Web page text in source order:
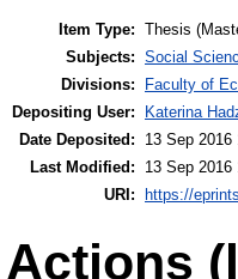
Item Type: Thesis
Subjects: Social
Divisions:
Faculty of
Depositing User:
Katerina
Date Deposited:
13 Sep 2016
Last Modified:
13 Sep 2016
URI:
https://
Actions